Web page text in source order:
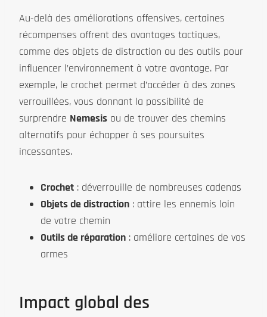
Au-delà des améliorations offensives, certaines
récompenses offrent des avantages tactiques,
comme des objets de distraction ou des outils pour
influencer l’environnement à votre avantage. Par
exemple, le crochet permet d’accéder à des zones
verrouillées, vous donnant la possibilité de
surprendre Nemesis ou de trouver des chemins
alternatifs pour échapper à ses poursuites
incessantes.
Crochet : déverrouille de nombreuses cadenas
Objets de distraction : attire les ennemis loin
de votre chemin
Outils de réparation : améliore certaines de vos
armes
Impact global des